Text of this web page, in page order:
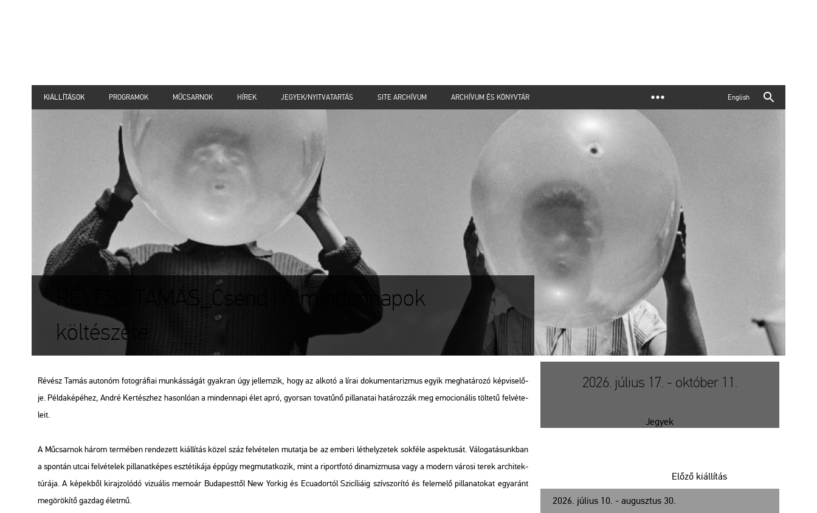
KIÁLLÍTÁSOK PROGRAMOK MŰCSARNOK HÍREK JEGYEK/NYITVATARTÁS SITE ARCHÍVUM ARCHÍVUM ÉS KÖNYVTÁR English
RÉVÉSZ TAMÁS_Csend | A mindennapok
költészete
Ré­vész Tamás au­to­nóm fo­tog­rá­fi­ai mun­kás­sá­gát gyak­ran úgy jel­lem­zik, hogy az al­ko­tó a lírai do­ku­men­ta­riz­mus egyik meg­ha­tá­ro­zó kép­vi­se­lő­
je. Pél­da­ké­pé­hez, André Ker­tész­hez ha­son­ló­an a min­den­na­pi élet apró, gyor­san to­va­tű­nő pil­la­na­tai ha­tá­roz­zák meg emo­ci­o­ná­lis töl­te­tű fel­vé­te­
le­it.
A Mű­csar­nok három ter­mé­ben ren­de­zett ki­ál­lí­tás közel száz fel­vé­te­len mu­tat­ja be az em­be­ri lét­hely­ze­tek sok­fé­le as­pek­tu­sát. Vá­lo­ga­tá­sunk­ban
a spon­tán utcai fel­vé­te­lek pil­la­nat­ké­pes esz­té­ti­ká­ja épp­úgy meg­mu­tat­ko­zik, mint a ri­port­fo­tó di­na­miz­mu­sa vagy a mo­dern vá­ro­si terek ar­chi­tek­
tú­rá­ja. A ké­pek­ből ki­raj­zo­ló­dó vi­zu­á­lis me­mo­ár Bu­da­pest­től New Yor­kig és Ecua­dor­tól Szi­cí­li­á­ig szív­szo­rí­tó és fel­eme­lő pil­la­na­to­kat egy­aránt
meg­örö­kí­tő gaz­dag élet­mű.
2026. július 17. - október 11.
Jegyek
2026. július 10. - augusztus 30.
Előző kiállítás